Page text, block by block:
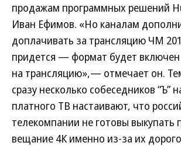
продажам программных решений
Иван Ефимов. «Но каналам
доплачивать за трансляцию ЧМ
придется — формат будет включен
на трансляцию»,— отмечает он.
сразу несколько собеседников “Ъ”
платного ТВ настаивают, что
телекомпании не готовы выкупать
вещание 4К именно из-за их